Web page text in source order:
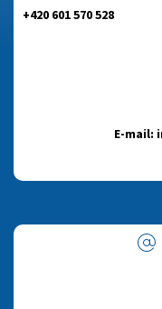
+420 601 570 528
E-mail: